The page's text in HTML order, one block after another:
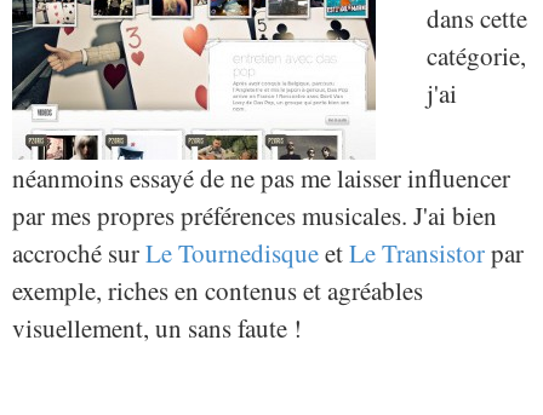
dans cette
catégorie,
j'ai
néanmoins essayé de ne pas me laisser influencer
par mes propres préférences musicales. J'ai bien
accroché surLe TournedisqueetLe Transistorpar
exemple, riches en contenus et agréables
visuellement, un sans faute !